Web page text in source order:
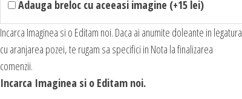
Adauga breloc cu aceeasi imagine (+15 lei)
Incarca Imaginea si o Editam noi. Daca ai anumite doleante in legatura
cu aranjarea pozei, te rugam sa specifici in Nota la finalizarea
comenzii.
Incarca Imaginea si o Editam noi.